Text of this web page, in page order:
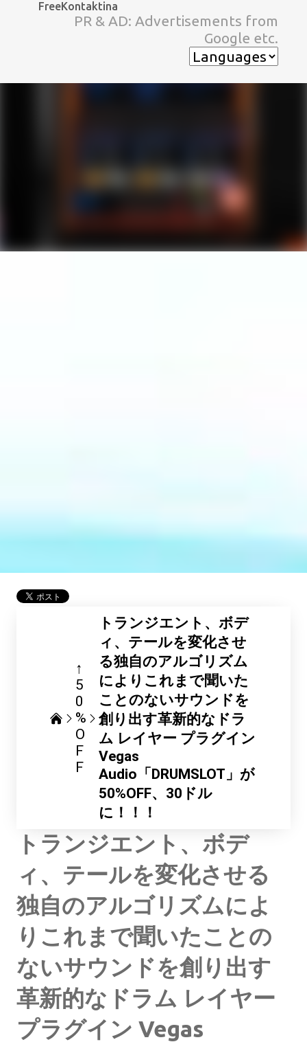
スキップしてメイン コンテンツに移動
FreeKontaktina
PR & AD: Advertisements from
Google etc.
↑
5
0
%
O
F
F
トランジエント、ボデ
ィ、テールを変化させ
る独自のアルゴリズム
によりこれまで聞いた
ことのないサウンドを
創り出す革新的なドラ
ム レイヤー プラグイン
Vegas
Audio「DRUMSLOT」が
50%OFF、30ドル
に！！！
トランジエント、ボデ
ィ、テールを変化させる
独自のアルゴリズムによ
りこれまで聞いたことの
ないサウンドを創り出す
革新的なドラム レイヤー
プラグイン Vegas